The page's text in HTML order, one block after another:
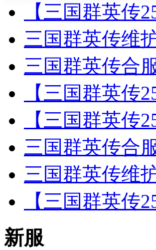
【三国群英传
三国群英传维
三国群英传合
【三国群英传
【三国群英传
三国群英传合
三国群英传维
【三国群英传
新服